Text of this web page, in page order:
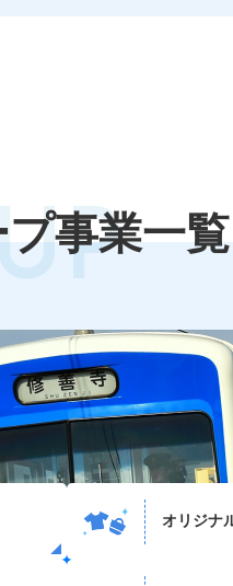
事業一覧
オリジナ